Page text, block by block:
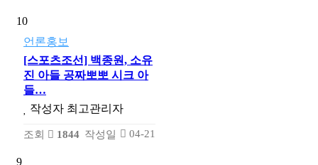
10
언론홍보
[스포츠조선] 백종원, 소유
진 아들 공짜뽀뽀 시크 아
들…
작성자 최고관리자
조회 1844 작성일 04-21
9